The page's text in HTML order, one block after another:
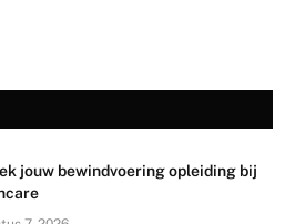
jouw bewindvoering opleiding bij